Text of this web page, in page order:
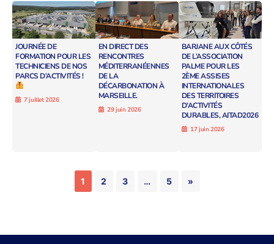
JOURNÉE DE
FORMATION POUR LES
TECHNICIENS DE NOS
PARCS D’ACTIVITÉS !
7 juillet 2026
EN DIRECT DES
RENCONTRES
MÉDITERRANÉENNES
DE LA
DÉCARBONATION À
MARSEILLE.
29 juin 2026
BARJANE AUX CÔTÉS
DE L’ASSOCIATION
PALME POUR LES
2ÈME ASSISES
INTERNATIONALES
DES TERRITOIRES
D’ACTIVITÉS
DURABLES, AITAD2026
17 juin 2026
1 2 3 … 5 »